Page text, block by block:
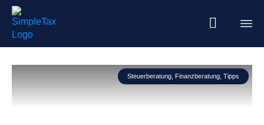
Steuerberatung Finanzberatung Tipps